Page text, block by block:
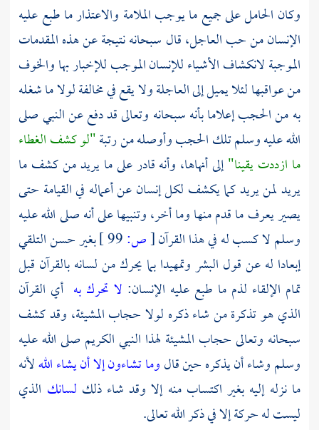
وكان الحامل على جميع ما يوجب الملامة والاعتذار ما طبع عليه
الإنسان من حب العاجل، قال سبحانه نتيجة عن هذه المقدمات
الموجبة لانكشاف الأشياء للإنسان الموجب للإخبار بها والخوف
من عواقبها لئلا يميل إلى العاجلة ولا يقع في مخالفة لولا ما شغله
به من الحجب إعلاما بأنه سبحانه وتعالى قد دفع عن النبي صلى
الله عليه وسلم تلك الحجب وأوصله من رتبة"لو كشف الغطاء
ما ازددت يقينا"إلى أنهاها، وأنه قادر على ما يريد من كشف ما
يريد لمن يريد كما يكشف لكل إنسان عن أعماله في القيامة حتى
يصير يعرف ما قدم منها وما أخر، وتنبيها على أنه صلى الله عليه
وسلم لا كسب له في هذا القرآن[ص:
بغير حسن التلقي
إبعادا له عن قول البشر وتمهيدا بما يحرك من لسانه بالقرآن قبل
تمام الإلقاء لذم ما طبع عليه الإنسان: لا تحرك به أي القرآن
الذي هو تذكرة من شاء ذكره لولا حجاب المشيئة، وقد كشف
سبحانه وتعالى حجاب المشيئة لهذا النبي الكريم صلى الله عليه
وسلم وشاء أن يذكره حين قالوما تشاءون إلا أن يشاء اللهلأنه
ما نزله إليه بغير اكتساب منه إلا وقد شاء ذلك لسانك الذي
ليست له حركة إلا في ذكر الله تعالى.